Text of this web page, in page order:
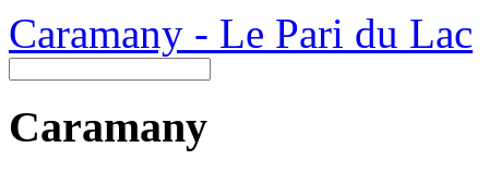
Caramany - Le Pari du Lac
Caramany